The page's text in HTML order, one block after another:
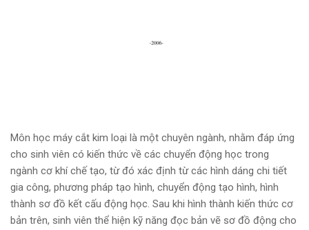
Môn học máy cắt kim loại là một chuyên ngành, nhằm đáp ứng
cho sinh viên có kiến thức về các chuyển động học trong
ngành cơ khí chế tạo, từ đó xác định từ các hình dáng chi tiết
gia công, phương pháp tạo hình, chuyển động tạo hình, hình
thành sơ đồ kết cấu động học. Sau khi hình thành kiến thức cơ
bản trên, sinh viên thể hiện kỹ năng đọc bản vẽ sơ đồ động cho